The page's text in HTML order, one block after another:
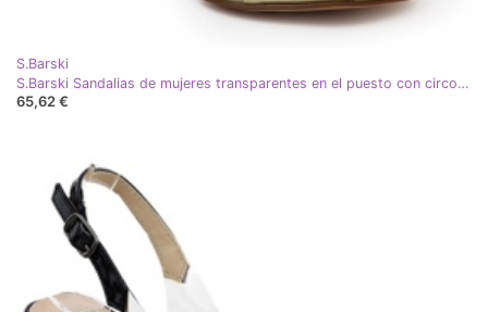
S.Barski
S.Barski Sandalias de mujeres transparentes en el puesto con circonitos Złote D&amp;A por S. Barski MR51-702 dorado
65,62 €